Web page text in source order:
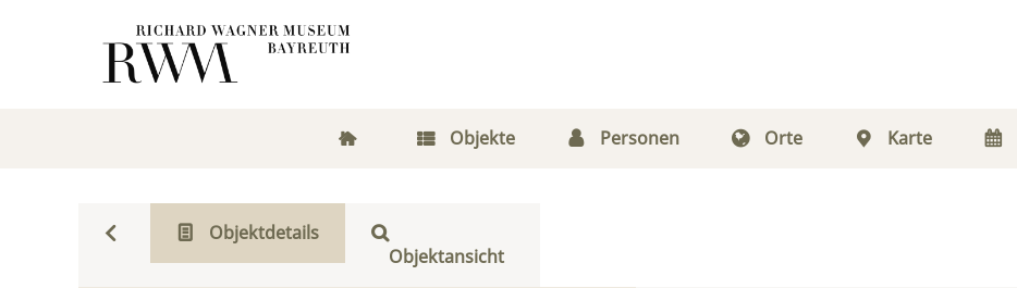
Objekte Personen Orte Karte
Objektdetails
Objektansicht